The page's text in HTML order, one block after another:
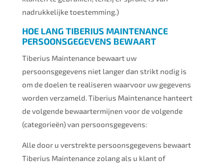
nadrukkelijke toestemming.)
HOE LANG TIBERIUS MAINTENANCE
PERSOONSGEGEVENS BEWAART
Tiberius Maintenance bewaart uw
persoonsgegevens niet langer dan strikt nodig is
om de doelen te realiseren waarvoor uw gegevens
worden verzameld. Tiberius Maintenance hanteert
de volgende bewaartermijnen voor de volgende
(categorieën) van persoonsgegevens:
Alle door u verstrekte persoonsgegevens bewaart
Tiberius Maintenance zolang als u klant of